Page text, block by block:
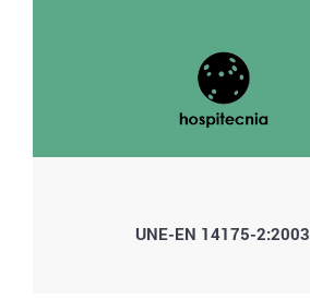
UNE-EN 14175-2:2003